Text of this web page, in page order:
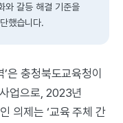
와 갈등 해결 기준을
했습니다.
은 충청북도교육청이
업으로, 2023년
의제는 ‘교육 주체 간